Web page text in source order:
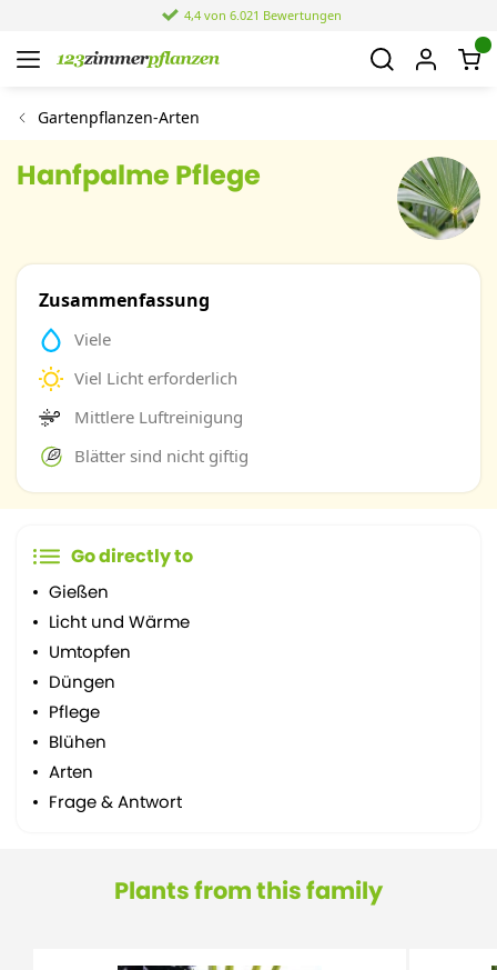
4,4 von 6.021 Bewertungen
Gartenpflanzen-Arten
Hanfpalme Pflege
Zusammenfassung
Viele
Viel Licht erforderlich
Mittlere Luftreinigung
Blätter sind nicht giftig
Plants from this family
Go directly to
Gießen
Licht und Wärme
Umtopfen
Düngen
Pflege
Blühen
Arten
Frage & Antwort